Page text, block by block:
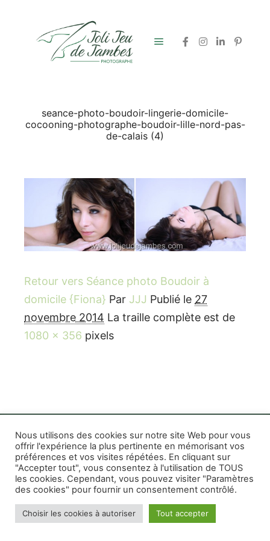
seance-photo-boudoir-lingerie-domicile-
cocooning-photographe-boudoir-lille-nord-pas-
de-calais (4)
Retour vers Séance photo Boudoir à
domicile {Fiona} Par JJJ Publié le 27
novembre 2014 La traille complète est de
1080 × 356 pixels
Rife WordPress Theme|Photographe boudoir et
photo thérapeutique Montréal Lille Avignon
Photographe mariage et famille Montréal|
Photographe commercial Montréal|Mentions
légales
Nous utilisons des cookies sur notre site Web pour vous
offrir l'expérience la plus pertinente en mémorisant vos
préférences et vos visites répétées. En cliquant sur
"Accepter tout", vous consentez à l'utilisation de TOUS
les cookies. Cependant, vous pouvez visiter "Paramètres
des cookies" pour fournir un consentement contrôlé.
Choisir les cookies à autoriser Tout accepter